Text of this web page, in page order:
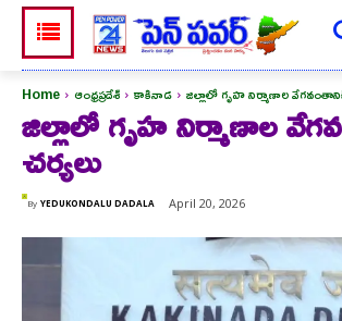
Home ఆంధ్రప్రదేశ్ కాకినాడ జిల్లాలో గృహ నిర్మాణాల
జిల్లాలో గృహ నిర్మాణాల
చర్యలు
By YEDUKONDALU DADALA April 20, 2026